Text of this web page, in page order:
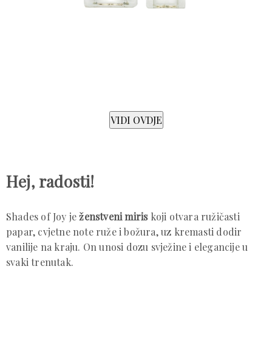
Hej, radosti!
Shades of Joy ježenstveni miriskoji otvara ružičasti
papar, cvjetne note ruže i božura, uz kremasti dodir
vanilije na kraju. On unosi dozu svježine i elegancije u
svaki trenutak.